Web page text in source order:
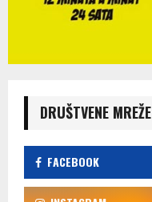
DRUŠTVENE MREŽE
FACEBOOK